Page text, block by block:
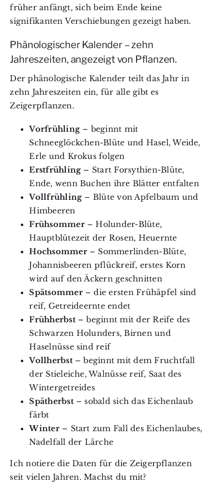
früher anfängt, sich beim Ende keine
signifikanten Verschiebungen gezeigt haben.
Phänologischer Kalender – zehn
Jahreszeiten, angezeigt von Pflanzen.
Der phänologische Kalender teilt das Jahr in
zehn Jahreszeiten ein, für alle gibt es
Zeigerpflanzen.
Vorfrühling – beginnt mit
Schneeglöckchen-Blüte und Hasel, Weide,
Erle und Krokus folgen
Erstfrühling – Start Forsythien-Blüte,
Ende, wenn Buchen ihre Blätter entfalten
Vollfrühling – Blüte von Apfelbaum und
Himbeeren
Frühsommer– Holunder-Blüte,
Hauptblütezeit der Rosen, Heuernte
Hochsommer– Sommerlinden-Blüte,
Johannisbeeren pflückreif, erstes Korn
wird auf den Äckern geschnitten
Spätsommer– die ersten Frühäpfel sind
reif, Getreideernte endet
Frühherbst– beginnt mit der Reife des
Schwarzen Holunders, Birnen und
Haselnüsse sind reif
Vollherbst– beginnt mit dem Fruchtfall
der Stieleiche, Walnüsse reif, Saat des
Wintergetreides
Spätherbst– sobald sich das Eichenlaub
färbt
Winter– Start zum Fall des Eichenlaubes,
Nadelfall der Lärche
Ich notiere die Daten für die Zeigerpflanzen
seit vielen Jahren. Machst du mit?